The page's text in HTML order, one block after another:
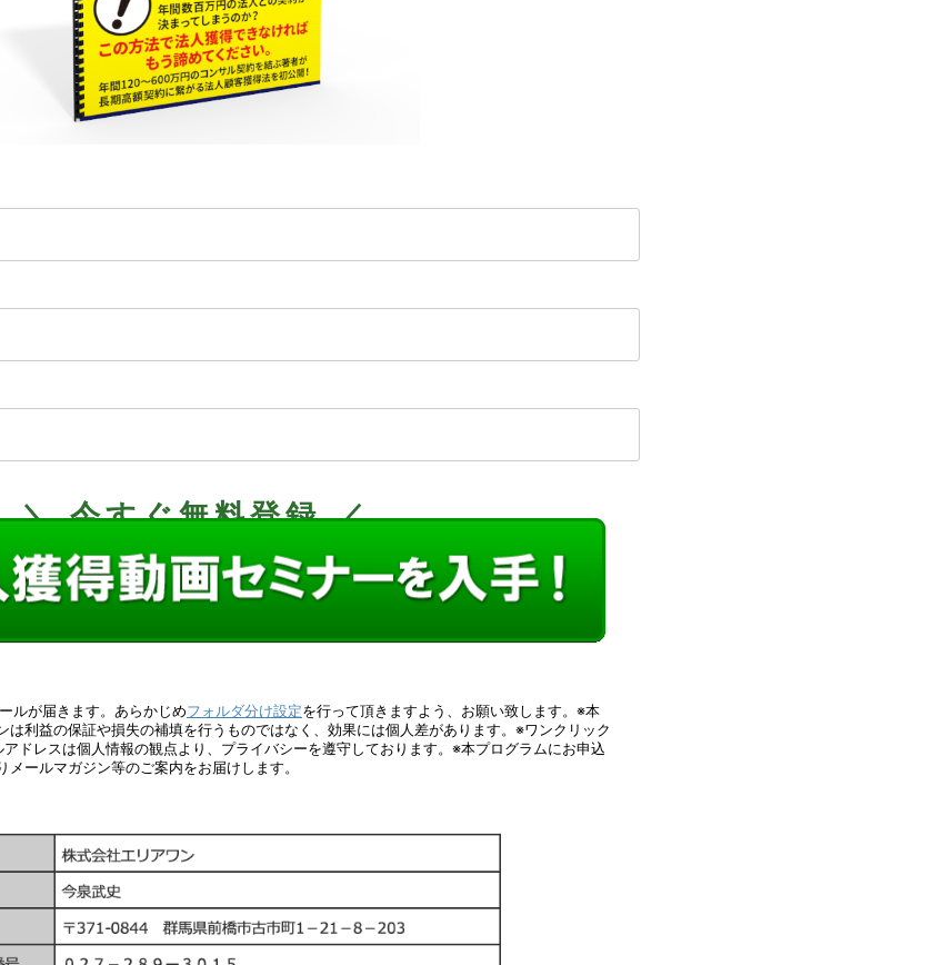
＼ 今すぐ無料登録 ／
ルが届きます。あらかじめフォルダ分け設定を行って頂きますよう、お願い致します。※本
は利益の保証や損失の補填を行うものではなく、効果には個人差があります。※ワンクリック
ドレスは個人情報の観点より、プライバシーを遵守しております。※本プログラムにお申込
ールマガジン等のご案内をお届けします。